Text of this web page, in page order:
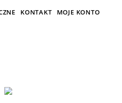
KONTAKT MOJE KONTO